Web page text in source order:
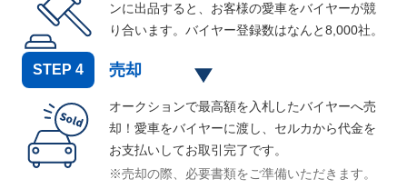
ンに出品すると、お客様の愛車をバイヤーが競
り合います。バイヤー登録数はなんと8,000社。
STEP 4 売却
オークションで最高額を入札したバイヤーへ売
却！愛車をバイヤーに渡し、セルカから代金を
お支払いしてお取引完了です。
※売却の際、必要書類をご準備いただきます。